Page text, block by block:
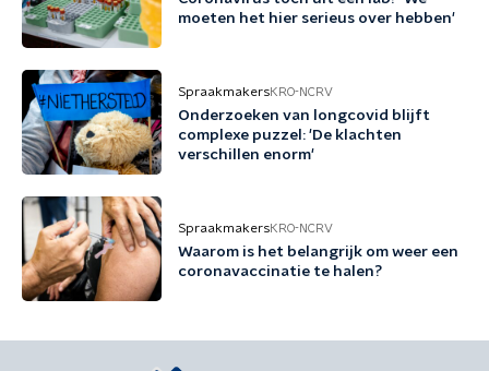
moeten het hier serieus over hebben'
SpraakmakersKRO-NCRV
Onderzoeken van longcovid blijft
complexe puzzel: 'De klachten
verschillen enorm'
SpraakmakersKRO-NCRV
Waarom is het belangrijk om weer een
coronavaccinatie te halen?